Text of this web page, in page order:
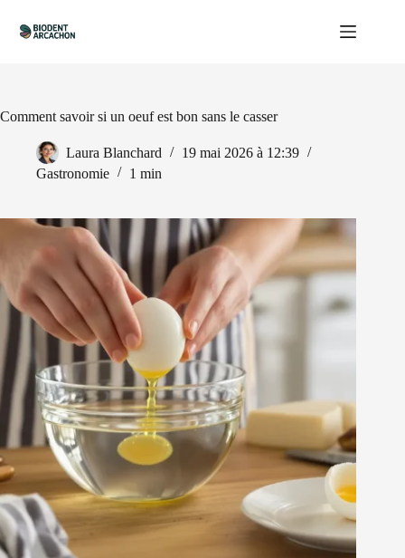
contenu
Comment savoir si un oeuf est bon sans le casser
Laura Blanchard
19 mai 2026 à 12:39
Gastronomie
1 min